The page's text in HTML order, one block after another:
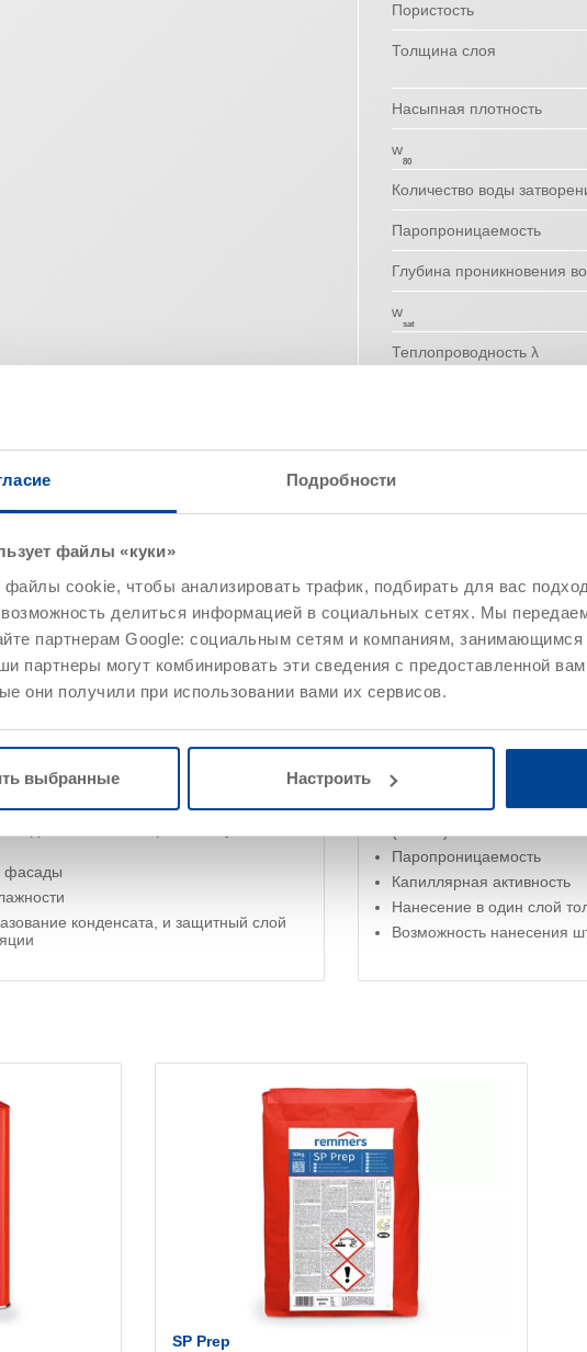
Подробности
файлы «куки»
cookie, чтобы анализировать трафик, подбирать для вас
делиться информацией в социальных сетях. Мы
партнерам Google: социальным сетям и компаниям,
партнеры могут комбинировать эти сведения с предоставленной
они получили при использовании вами их сервисов.
выбранные Настроить
Пористость
Толщина слоя
Насыпная плотность
w
80
Количество воды
Паропроницаемость
Глубина проникновения
w
sat
Теплопроводность λ
Расход / примеры применения Указания
испытывающие влажную и
фасады
конденсата, и защитный слой
Характеристики
Пористость > 45 % от
Высокая
Паропроницаемость
Капиллярная активность
Нанесение в один слой
Возможность нанесения
SP Prep